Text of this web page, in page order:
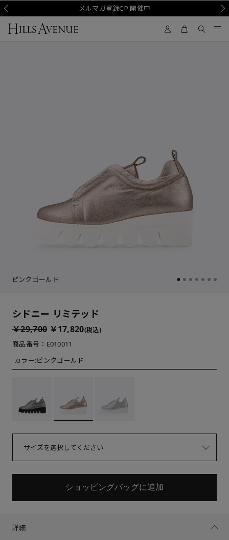
メルマガ登録CP 開催中
ピンクゴールド
シドニー リミテッド
￥29,700 ￥17,820(税込)
商品番号：E010011
カラー:ピンクゴールド
サイズを選択してください
ショッピングバッグに追加
詳細